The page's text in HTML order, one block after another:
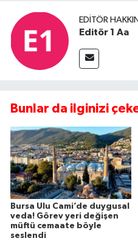
EDITÖR
Editör 1 Aa
Bunlar da ilginizi
Bursa Ulu Cami’de duygusal
veda! Görev yeri değişen
müftü cemaate böyle
seslendi